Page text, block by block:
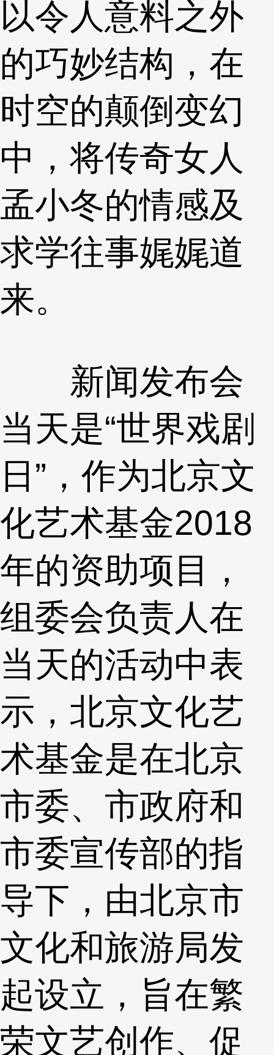
以令人意料之外
的巧妙结构，在
时空的颠倒变幻
中，将传奇女人
孟小冬的情感及
求学往事娓娓道
来。
新闻发布会
当天是“世界戏剧
日”，作为北京文
化艺术基金2018
年的资助项目，
组委会负责人在
当天的活动中表
示，北京文化艺
术基金是在北京
市委、市政府和
市委宣传部的指
导下，由北京市
文化和旅游局发
起设立，旨在繁
荣文艺创作、促